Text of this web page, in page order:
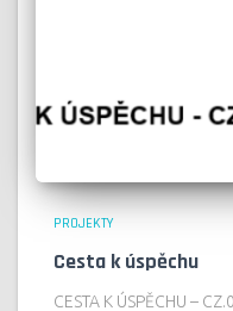
PROJEKTY
Cesta k úspěchu
CESTA K ÚSPĚCHU –